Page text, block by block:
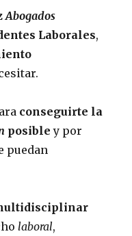
Abogados
Laborales,
conseguirte la
posible y por
puedan
laboral,